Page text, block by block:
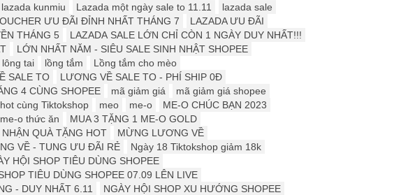
lazada kunmiu Lazada một ngày sale to 11.11
lazada sale
ƯU ĐÃI ĐỈNH NHẤT THÁNG 7
LAZADA ƯU ĐÃI
THÁNG 5
LAZADA SALE LỚN CHỈ CÒN 1 NGÀY DUY NHẤT!!!
LỚN NHẤT NĂM - SIÊU SALE SINH NHẬT SHOPEE
lông tai lồng tắm
Lồng tắm cho mèo
SALE TO
LƯƠNG VỀ SALE TO - PHÍ SHIP 0Đ
4 CÙNG SHOPEE mã giảm giá
mã giảm giá shopee
cùng Tiktokshop meo me-o
ME-O CHÚC BẠN 2023
me-o thức ăn
MUA 3 TẶNG 1 ME-O GOLD
QUÀ TẶNG HOT
MỪNG LƯƠNG VỀ
VỀ - TUNG ƯU ĐÃI RẺ
Ngày 18 Tiktokshop giảm 18k
HỘI SHOP TIÊU DÙNG SHOPEE
TIÊU DÙNG SHOPEE 07.09 LÊN LIVE
- DUY NHẤT 6.11
NGÀY HỘI SHOP XU HƯỚNG SHOPEE